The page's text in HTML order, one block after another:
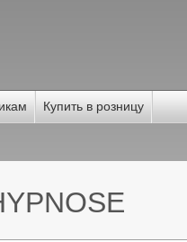
Купить в розницу